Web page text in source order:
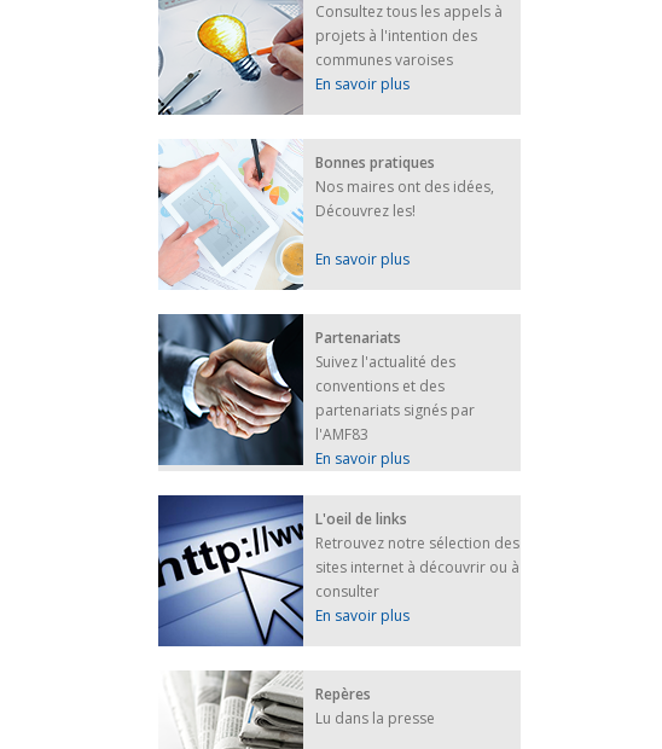
Afin
d’accompagner
au mieux les
réfugiés
ukrainiens arrivés
en France,...
FEUILLETER
Consultez tous les appels à
projets à l'intention des
communes varoises
En savoir plus
Bonnes pratiques
Nos maires ont des idées,
Découvrez les!
En savoir plus
Partenariats
Suivez l'actualité des
conventions et des
partenariats signés par
l'AMF83
En savoir plus
L'oeil de links
Retrouvez notre sélection des
sites internet à découvrir ou à
consulter
En savoir plus
Repères
Lu dans la presse